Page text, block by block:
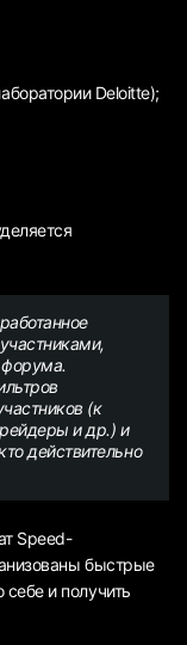
Deloitte);
форума.
(к
и др.) и
действительно
Speed-
быстрые
и получить